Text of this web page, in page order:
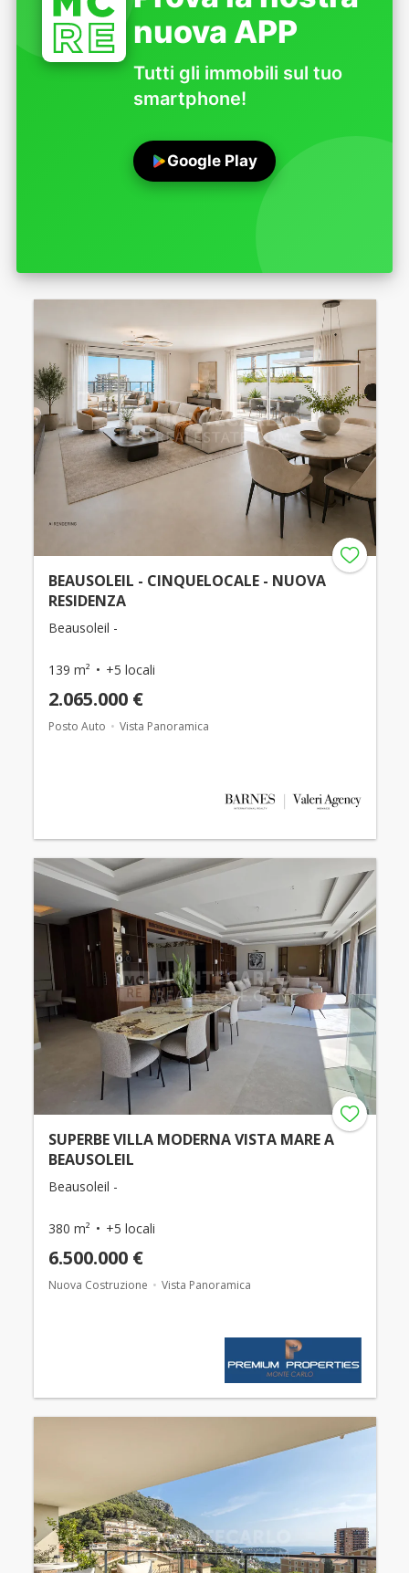
nuova APP
Tutti gli immobili sul tuo
smartphone!
Google Play
BEAUSOLEIL - CINQUELOCALE - NUOVA
RESIDENZA
Beausoleil -
139 m² +5 locali
2.065.000 €
Posto Auto Vista Panoramica
SUPERBE VILLA MODERNA VISTA MARE A
BEAUSOLEIL
Beausoleil -
380 m² +5 locali
6.500.000 €
Nuova Costruzione Vista Panoramica